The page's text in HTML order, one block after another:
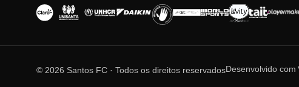
© 2026 Santos FC · Todos os direitos reservadosDesenvolvido com